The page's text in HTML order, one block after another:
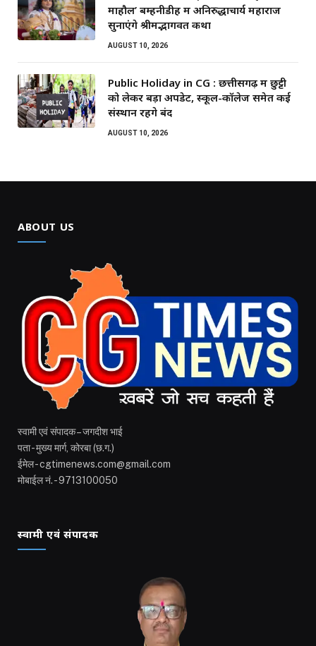
माहौल’ बम्हनीडीह में अनिरुद्धाचार्य महाराज
सुनाएंगे श्रीमद्भागवत कथा
AUGUST 10, 2026
Public Holiday in CG : छत्तीसगढ़ में छुट्टी
को लेकर बड़ा अपडेट, स्कूल-कॉलेज समेत कई
संस्थान रहेंगे बंद
AUGUST 10, 2026
ABOUT US
स्वामी एवं संपादक – जगदीश भाई
पता - मुख्य मार्ग, कोरबा (छ.ग.)
ईमेल - cgtimenews.com@gmail.com
मोबाईल नं. - 9713100050
स्वामी एवं संपादक